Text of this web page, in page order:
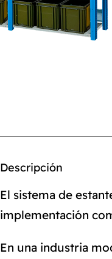
Descripción
El sistema de
implementación
En una industria